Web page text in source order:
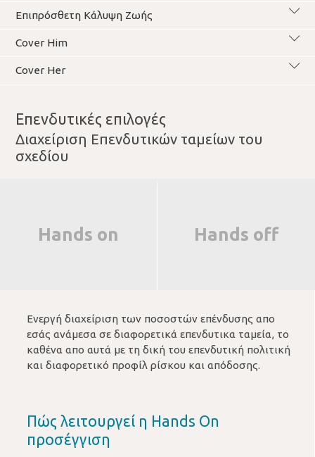
Επιπρόσθετη Κάλυψη Ζωής
Cover Him
Cover Her
Επενδυτικές επιλογές
Διαχείριση Επενδυτικών ταμείων του
σχεδίου
Hands on Hands off
Ενεργή διαχείριση των ποσοστών επένδυσης απο
εσάς ανάμεσα σε διαφορετικά επενδυτικα ταμεία, το
καθένα απο αυτά με τη δική του επενδυτική πολιτική
και διαφορετικό προφίλ ρίσκου και απόδοσης.
Πώς λειτουργεί η Hands On
προσέγγιση